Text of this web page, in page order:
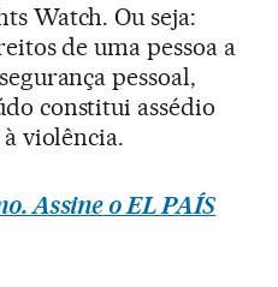
Watch. Ou seja:
de uma pessoa a
pessoal,
constitui assédio
violência.
Assine o EL PAÍS